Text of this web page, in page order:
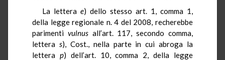
La lettera e) dello stesso art. 1, comma 1,
della legge regionale n. 4 del 2008, recherebbe
parimenti vulnus all’art. 117, secondo comma,
lettera s), Cost., nella parte in cui abroga la
lettera p) dell’art. 10, comma 2, della legge